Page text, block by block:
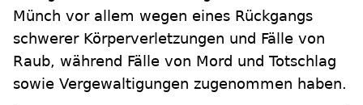
Münch vor allem wegen eines Rückgangs
schwerer Körperverletzungen und Fälle von
Raub, während Fälle von Mord und Totschlag
sowie Vergewaltigungen zugenommen haben.